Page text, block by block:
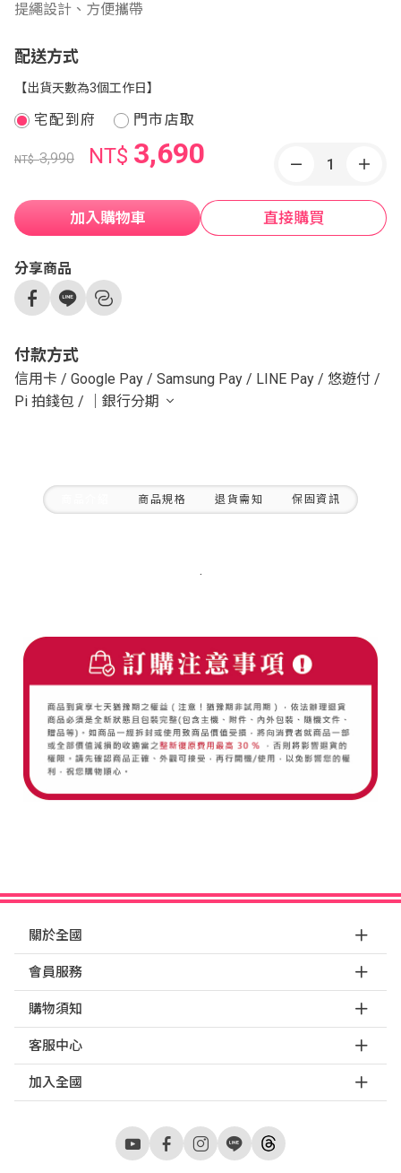
提繩設計、方便攜帶
配送方式
【出貨天數為3個工作日】
宅配到府 門市店取
NT$3,990 NT$ 3,690
加入購物車 直接購買
分享商品
付款方式
信用卡 / Google Pay / Samsung Pay / LINE Pay / 悠遊付 /
Pi 拍錢包 / ｜銀行分期
商品規格 退貨需知 保固資訊
.
關於全國
會員服務
購物須知
客服中心
加入全國